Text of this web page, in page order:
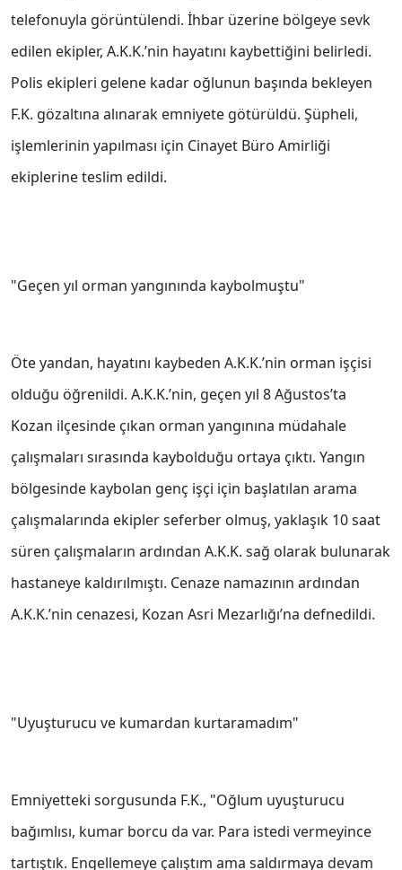
telefonuyla görüntülendi. İhbar üzerine bölgeye sevk
edilen ekipler, A.K.K.’nin hayatını kaybettiğini belirledi.
Polis ekipleri gelene kadar oğlunun başında bekleyen
F.K. gözaltına alınarak emniyete götürüldü. Şüpheli,
işlemlerinin yapılması için Cinayet Büro Amirliği
ekiplerine teslim edildi.
"Geçen yıl orman yangınında kaybolmuştu"
Öte yandan, hayatını kaybeden A.K.K.’nin orman işçisi
olduğu öğrenildi. A.K.K.’nin, geçen yıl 8 Ağustos’ta
Kozan ilçesinde çıkan orman yangınına müdahale
çalışmaları sırasında kaybolduğu ortaya çıktı. Yangın
bölgesinde kaybolan genç işçi için başlatılan arama
çalışmalarında ekipler seferber olmuş, yaklaşık 10 saat
süren çalışmaların ardından A.K.K. sağ olarak bulunarak
hastaneye kaldırılmıştı. Cenaze namazının ardından
A.K.K.’nin cenazesi, Kozan Asri Mezarlığı’na defnedildi.
"Uyuşturucu ve kumardan kurtaramadım"
Emniyetteki sorgusunda F.K., "Oğlum uyuşturucu
bağımlısı, kumar borcu da var. Para istedi vermeyince
tartıştık. Engellemeye çalıştım ama saldırmaya devam